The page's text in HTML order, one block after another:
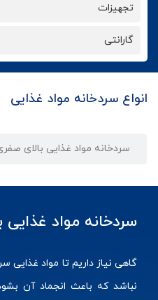
تجهیزات
گارانتی
انواع سردخانه مواد غذایی
سردخانه مواد غذایی بالای
سردخانه مواد غذایی
گاهی نیاز داریم تا مواد غذایی
نباشد که باعث انجماد آن